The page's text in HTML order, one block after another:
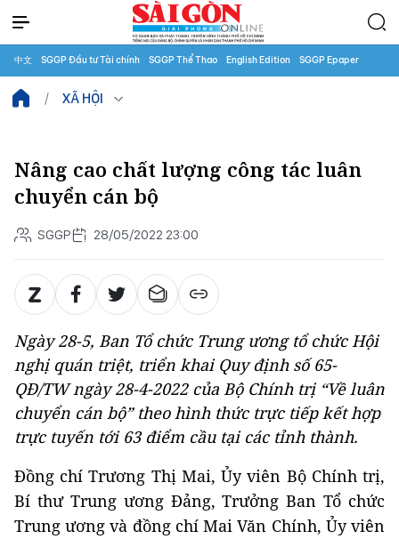
中文 SGGP Đầu tư Tài chính SGGP Thể Thao English Edition SGGP Epaper
XÃ HỘI
Nâng cao chất lượng công tác luân
chuyển cán bộ
SGGP 28/05/2022 23:00
Ngày 28-5, Ban Tổ chức Trung ương tổ chức Hội
nghị quán triệt, triển khai Quy định số 65-
QĐ/TW ngày 28-4-2022 của Bộ Chính trị “Về luân
chuyển cán bộ” theo hình thức trực tiếp kết hợp
trực tuyến tới 63 điểm cầu tại các tỉnh thành.
Đồng chí Trương Thị Mai, Ủy viên Bộ Chính trị,
Bí thư Trung ương Đảng, Trưởng Ban Tổ chức
Trung ương và đồng chí Mai Văn Chính, Ủy viên